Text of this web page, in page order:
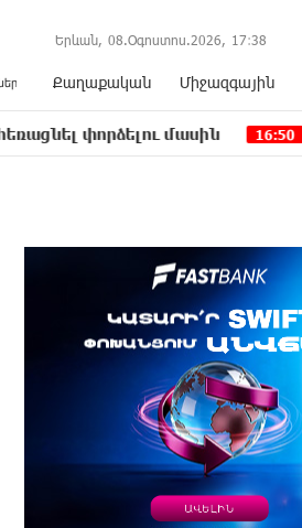
Երևան, 08.Օգոստոս.2026, 17:38
Քաղաքական Միջազգային
մասին 16:50 Վարչապետ